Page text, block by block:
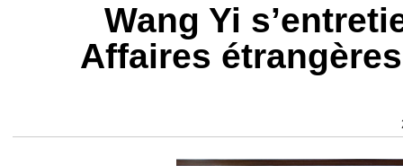
Wang Yi
Affaires